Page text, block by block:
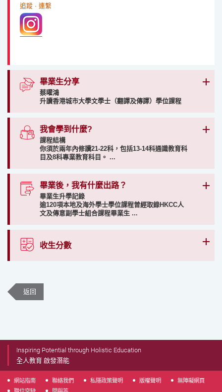
追蹤 · 連繫
畢業生分享
蔡曜鴻
升讀香港城市大學文學士（翻譯及傳譯）學位課程
我會學到什麼?
課程結構
你須於兩年內修讀21-22科，包括13-14科通識教育科
目及8科專業教育科目。 ...
畢業後，我有什麼出路？
畢業生升學記錄
逾120項本地及海外學士學位課程曾經取錄HKCC人
文及傳意副學士組合課程畢業生 ...
收生分數
返回
Inspiring Potential through Holistic Education
全人教育 啟發潛能
網站指南 聯絡我們 私隱政策聲明 版權聲明
無障礙網頁